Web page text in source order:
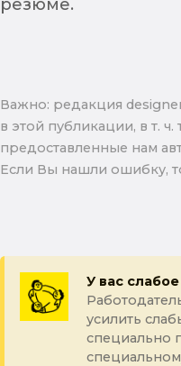
резюме.
Важно: pедакция
в этой публикации, в т.
предоставленные нам
Если Вы нашли ошибку,
У вас
усилить
специально